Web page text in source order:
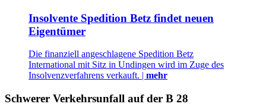
Insolvente Spedition Betz findet neuen
Eigentümer
Die finanziell angeschlagene Spedition Betz
International mit Sitz in Undingen wird im Zuge des
Insolvenzverfahrens verkauft. | mehr
Schwerer Verkehrsunfall auf der B 28